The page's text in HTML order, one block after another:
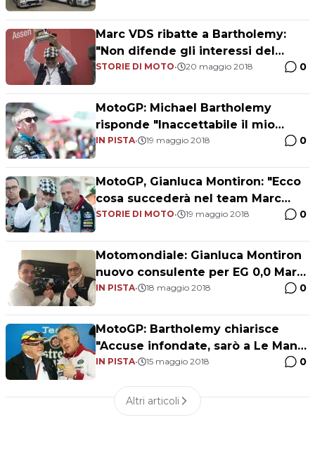
Marc VDS ribatte a Bartholemy:
"Non difende gli interessi del
team"
STORIE DI MOTO• 20 maggio 2018 0
MotoGP: Michael Bartholemy
risponde "Inaccettabile il mio
licenziamento"
IN PISTA• 19 maggio 2018 0
MotoGP, Gianluca Montiron: "Ecco
cosa succederà nel team Marc
VDS"
STORIE DI MOTO• 19 maggio 2018 0
Motomondiale: Gianluca Montiron
nuovo consulente per EG 0,0 Marc
VDS!
IN PISTA• 18 maggio 2018 0
MotoGP: Bartholemy chiarisce
"Accuse infondate, sarò a Le Mans
come Team Principal"
IN PISTA• 15 maggio 2018 0
Altri articoli